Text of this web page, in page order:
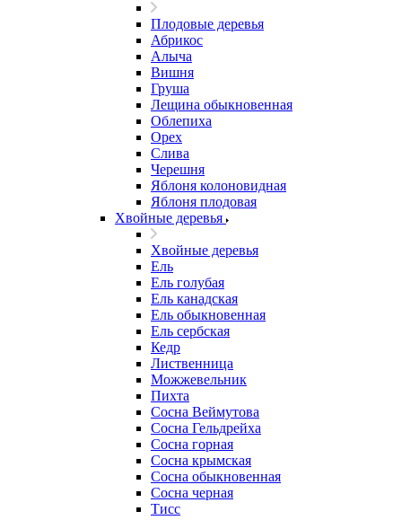
Плодовые деревья
Абрикос
Алыча
Вишня
Груша
Лещина обыкновенная
Облепиха
Орех
Слива
Черешня
Яблоня колоновидная
Яблоня плодовая
Хвойные деревья
Хвойные деревья
Ель
Ель голубая
Ель канадская
Ель обыкновенная
Ель сербская
Кедр
Лиственница
Можжевельник
Пихта
Сосна Веймутова
Сосна Гельдрейха
Сосна горная
Сосна крымская
Сосна обыкновенная
Сосна черная
Тисс